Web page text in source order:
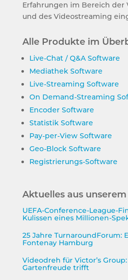
Erfahrungen im Bereich der
und des Videostreaming
Alle Produkte im
Live-Chat / Q&A Software
Mediathek Software
Live-Streaming Software
On Demand-Streaming
Encoder Software
Statistik Software
Pay-per-View Software
Geo-Block Software
Registrierungs-Software
Aktuelles aus
UEFA-Conference-League-
Kulissen eines Millionen-
25 Jahre TurnaroundForum:
Fontenay Hamburg
Videodreh für Victor’s
Gartenfreude trifft